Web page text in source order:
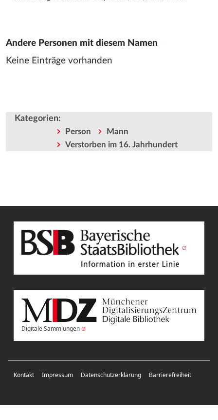
Andere Personen mit diesem Namen
Keine Einträge vorhanden
Kategorien:
Person
Mann
Verstorben im 16. Jahrhundert
Digitale Sammlungen
Kontakt Impressum Datenschutzerklärung Barrierefreiheit